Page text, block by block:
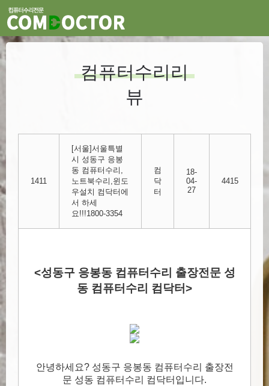
컴퓨터수리리
뷰
1411
[서울]서울특별
시 성동구 응봉
동 컴퓨터수리,
노트북수리,윈도
우설치 컴닥터에
서 하세
요!!!1800-3354
컴
닥
터
18-
04-
27
4415
<성동구 응봉동 컴퓨터수리 출장전문 성
동 컴퓨터수리 컴닥터>
안녕하세요? 성동구 응봉동 컴퓨터수리 출장전
문 성동 컴퓨터수리 컴닥터입니다.